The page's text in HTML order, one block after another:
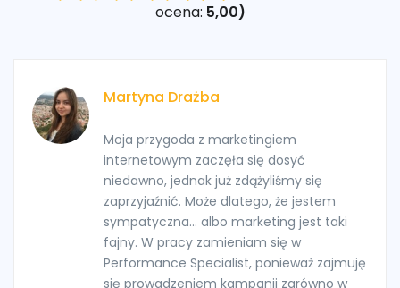
ocena: 5,00)
Martyna Drażba
Moja przygoda z marketingiem
internetowym zaczęła się dosyć
niedawno, jednak już zdążyliśmy się
zaprzyjaźnić. Może dlatego, że jestem
sympatyczna... albo marketing jest taki
fajny. W pracy zamieniam się w
Performance Specialist, ponieważ zajmuję
się prowadzeniem kampanii zarówno w